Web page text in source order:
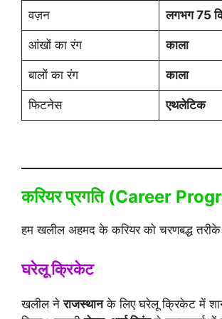
वज़न लगभग 75
आंखों का रंग काला
बालों का रंग काला
फिटनेस एथलेटिक
करियर प्रगति (Career
हम खलील अहमद के करियर को चरणबद्ध
घरेलू क्रिकेट
खलील नेराजस्थानके लिए घरेलू क्रिकेट में